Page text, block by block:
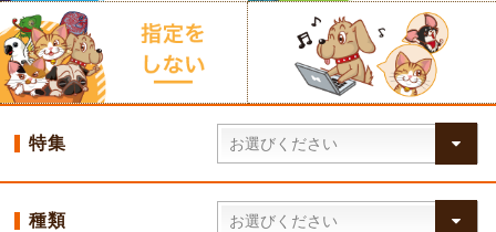
特集
種類